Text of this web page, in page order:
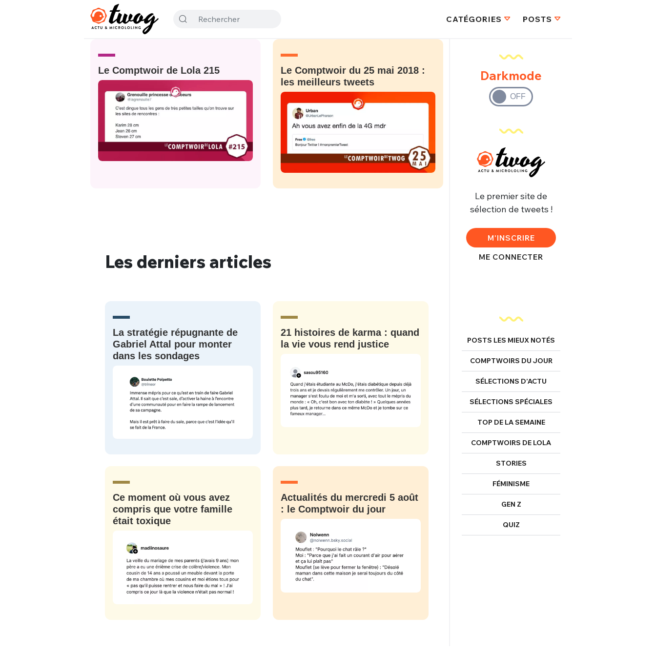
CATÉGORIES POSTS
Le Comptwoir de Lola 215
Le Comptwoir du 25 mai 2018 :
les meilleurs tweets
Les derniers articles
La stratégie répugnante de
Gabriel Attal pour monter
dans les sondages
21 histoires de karma : quand
la vie vous rend justice
Ce moment où vous avez
compris que votre famille
était toxique
Actualités du mercredi 5 août
: le Comptwoir du jour
Darkmode
Le premier site de
sélection de tweets !
M'INSCRIRE
ME CONNECTER
POSTS LES MIEUX NOTÉS
COMPTWOIRS DU JOUR
SÉLECTIONS D’ACTU
SÉLECTIONS SPÉCIALES
TOP DE LA SEMAINE
COMPTWOIRS DE LOLA
STORIES
FÉMINISME
GEN Z
QUIZ
FERMER
PSEUDO*
PASSWORD*
PSEUDO
Mot de passe perdu ?
VOTRE PARTICIPATION
Que souhaitez-vous proposer ?
Quelques
tweets
Ma propre
sélection
Un Thread
C'EST PARTI